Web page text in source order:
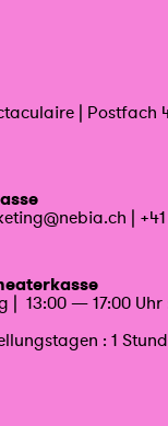
| Postfach
|
| 13:00 — 17:00 Uhr
: 1